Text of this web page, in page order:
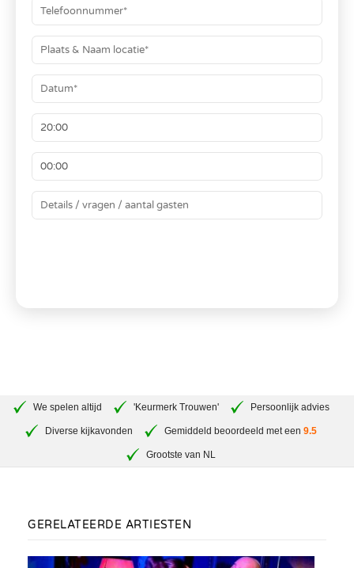
We spelen altijd 'Keurmerk Trouwen' Persoonlijk advies
Diverse kijkavonden Gemiddeld beoordeeld met een 9.5
Grootste van NL
GERELATEERDE ARTIESTEN